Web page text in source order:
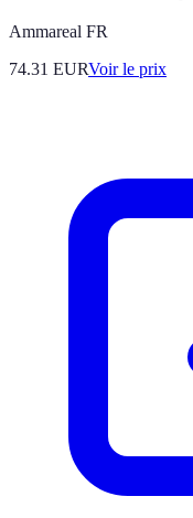
Ammareal FR
74.31 EURVoir le prix